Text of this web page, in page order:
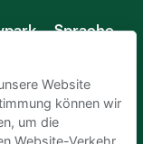
Sprache
Spanisch
Französisch
Italienisch
Website
können wir
um die